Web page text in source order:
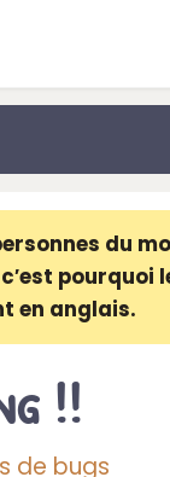
du
pourquoi
en anglais.
!!
de bugs